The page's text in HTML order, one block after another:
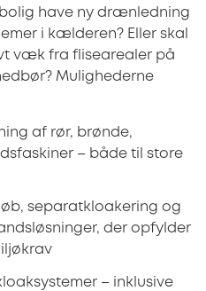
have ny drænledning
i kælderen? Eller skal
væk fra flisearealer på
Mulighederne
af rør, brønde,
– både til store
separatkloakering og
der opfylder
– inklusive